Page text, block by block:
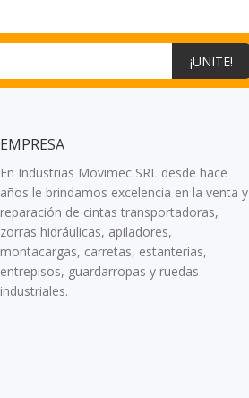
¡UNITE!
EMPRESA
En Industrias Movimec SRL desde hace
años le brindamos excelencia en la venta y
reparación de cintas transportadoras,
zorras hidráulicas, apiladores,
montacargas, carretas, estanterías,
entrepisos, guardarropas y ruedas
industriales.